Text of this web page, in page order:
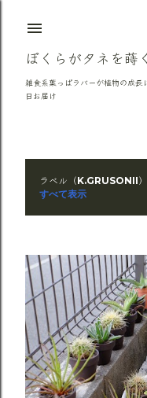
スキップして
ぼくらがタネを蒔
雑食系葉っぱラバーが植物の成
日お届け
投
ラベル（K.GRUSONII
すべて表示